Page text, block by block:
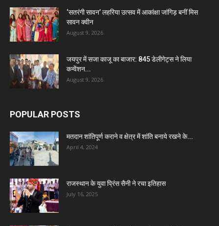
‘सतरंगी सावन’ लहरिया उत्सव में आकांक्षा जांगिड़ बनीं मिस
सावन क्वीन
August 9, 2026
जयपुर में सजा काजू का बाजार: 845 डेलीगेट्स ने लिया
कन्वेंशन...
August 9, 2026
POPULAR POSTS
मतदान शांतिपूर्ण कराने व क्षेत्र में शांति बनाये रखने के...
April 4, 2024
राजस्थान के युवा प्रिंस सैनी ने रचा इतिहास
July 16, 2025